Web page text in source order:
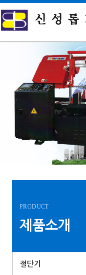
PRODUCT
제품소개
절단기